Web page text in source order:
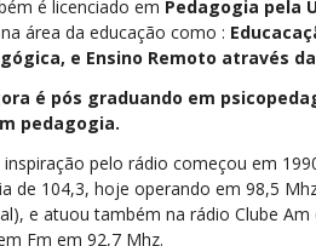
é licenciado em Pedagogia pela
área da educação como :
e Ensino Remoto através
é pós graduando em
pedagogia.
pelo rádio começou em
de 104,3, hoje operando em 98,5
e atuou também na rádio Clube
Fm em 92,7 Mhz.